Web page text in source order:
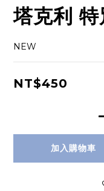
塔克利 特
NEW
NT$450
加入購物車